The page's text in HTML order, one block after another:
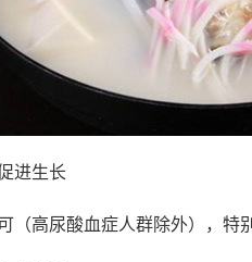
进生长
（高尿酸血症人群除外），特